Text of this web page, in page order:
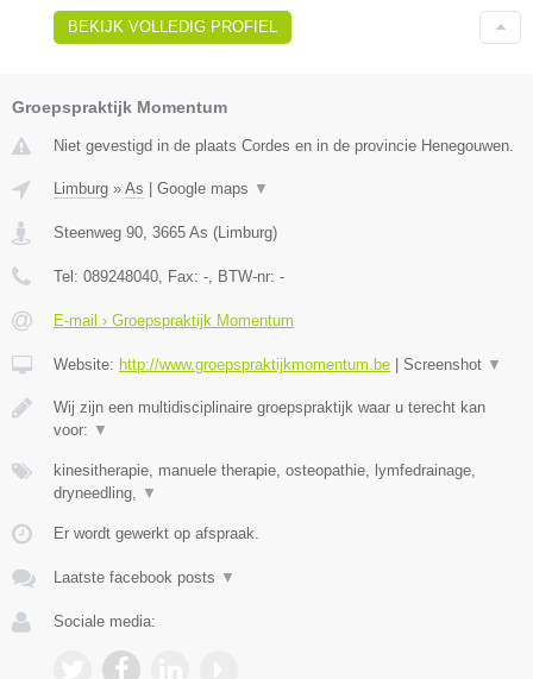
BEKIJK VOLLEDIG PROFIEL
Groepspraktijk Momentum
Niet gevestigd in de plaats Cordes en in de provincie Henegouwen.
Limburg » As Google maps ▼
Steenweg 90, 3665 As (Limburg)
Tel: 089248040, Fax: -, BTW-nr: -
E-mail › Groepspraktijk Momentum
Website: http://www.groepspraktijkmomentum.be Screenshot ▼
Wij zijn een multidisciplinaire groepspraktijk waar u terecht kan
voor: ▼
kinesitherapie, manuele therapie, osteopathie, lymfedrainage,
dryneedling, ▼
Er wordt gewerkt op afspraak.
Laatste facebook posts ▼
Sociale media: